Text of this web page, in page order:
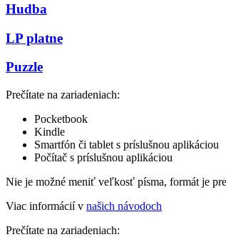
Hudba
LP platne
Puzzle
Prečítate na zariadeniach:
Pocketbook
Kindle
Smartfón či tablet s príslušnou aplikáciou
Počítač s príslušnou aplikáciou
Nie je možné meniť veľkosť písma, formát je
Viac informácií v našich návodoch
Prečítate na zariadeniach: